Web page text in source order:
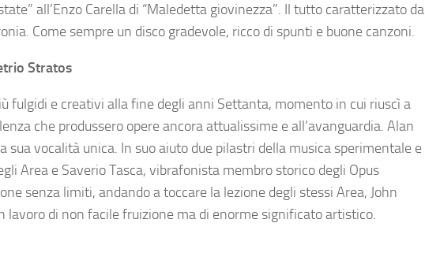
all’Enzo Carella di “Maledetta giovinezza”. Il tutto caratterizzato da
Come sempre un disco gradevole, ricco di spunti e buone canzoni.
Stratos
fulgidi e creativi alla fine degli anni Settanta, momento in cui riuscì a
che produssero opere ancora attualissime e all’avanguardia. Alan
vocalità unica. In suo aiuto due pilastri della musica sperimentale e
Area e Saverio Tasca, vibrafonista membro storico degli Opus
senza limiti, andando a toccare la lezione degli stessi Area, John
lavoro di non facile fruizione ma di enorme significato artistico.